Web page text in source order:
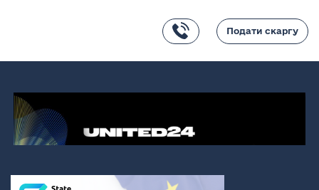
Подати скаргу